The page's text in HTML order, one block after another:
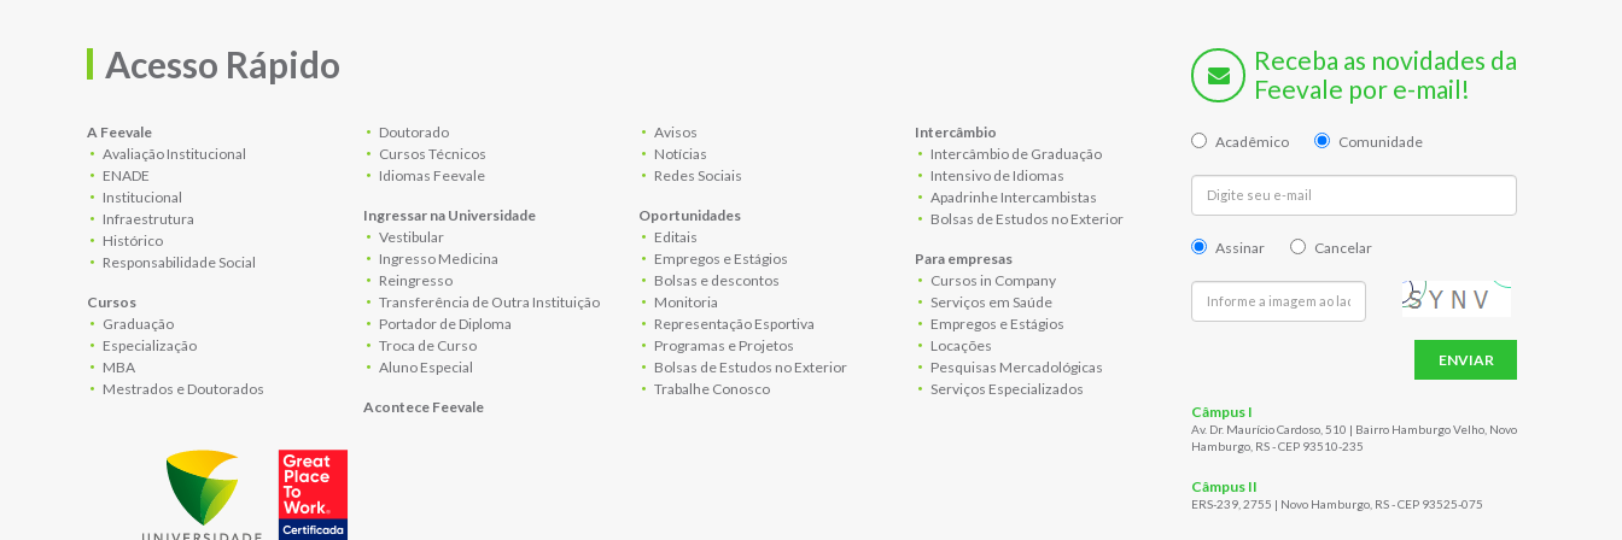
Acesso Rápido
A Feevale
Avaliação Institucional
ENADE
Institucional
Infraestrutura
Histórico
Responsabilidade Social
Cursos
Graduação
Especialização
MBA
Mestrados e Doutorados
Doutorado
Cursos Técnicos
Idiomas Feevale
Ingressar na Universidade
Vestibular
Ingresso Medicina
Reingresso
Transferência de Outra Instituição
Portador de Diploma
Troca de Curso
Aluno Especial
Acontece Feevale
Avisos
Notícias
Redes Sociais
Oportunidades
Editais
Empregos e Estágios
Bolsas e descontos
Monitoria
Representação Esportiva
Programas e Projetos
Bolsas de Estudos no Exterior
Trabalhe Conosco
Intercâmbio
Intercâmbio de Graduação
Intensivo de Idiomas
Apadrinhe Intercambistas
Bolsas de Estudos no Exterior
Para empresas
Cursos in Company
Serviços em Saúde
Empregos e Estágios
Locações
Pesquisas Mercadológicas
Serviços Especializados
Receba as novidades da
Feevale por e-mail!
Acadêmico Comunidade
Assinar Cancelar
ENVIAR
Câmpus I
Av. Dr. Maurício Cardoso, 510 | Bairro Hamburgo Velho, Novo
Hamburgo, RS - CEP 93510-235
Câmpus II
ERS-239, 2755 | Novo Hamburgo, RS - CEP 93525-075